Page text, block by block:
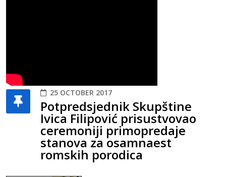
25 OCTOBER 2017
Potpredsjednik Skupštine
Ivica Filipović prisustvovao
ceremoniji primopredaje
stanova za osamnaest
romskih porodica